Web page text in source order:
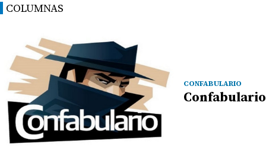
COLUMNAS
CONFABULARIO
Confabulario